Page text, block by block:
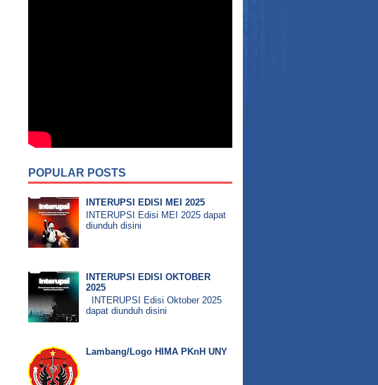
POPULAR POSTS
INTERUPSI EDISI MEI 2025
INTERUPSI Edisi MEI 2025 dapat
diunduh disini
INTERUPSI EDISI OKTOBER
2025
INTERUPSI Edisi Oktober 2025
dapat diunduh disini
Lambang/Logo HIMA PKnH UNY